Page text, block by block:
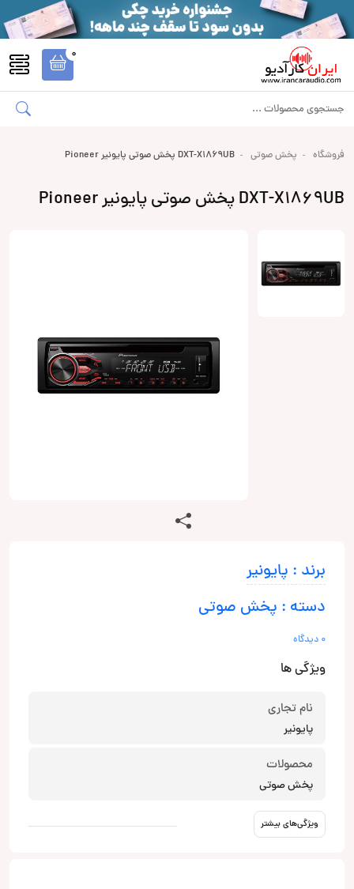
0
فروشگاه پخش صوتی DXT-X1869UB پخش صوتی پایونیر Pioneer
DXT-X1869UB پخش صوتی پایونیر Pioneer
برند : پایونیر
دسته : پخش صوتی
0 دیدگاه
ویژگی ها
نام تجاری
پایونیر
محصولات
پخش صوتی
ویژگی‌های بیشتر